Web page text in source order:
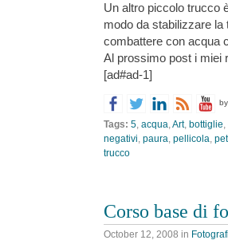
Un altro piccolo trucco
modo da stabilizzare
combattere con acqua
Al prossimo post i miei
[ad#ad-1]
by
Tags: 5, acqua,Art, bottiglie,
negativi, paura, pellicola, pet
trucco
Corso base di
October 12, 2008 in